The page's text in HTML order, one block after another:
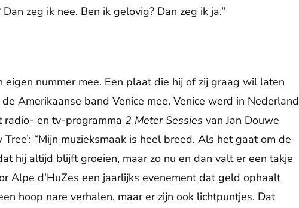
zeg ik nee. Ben ik gelovig? Dan zeg ik ja.”
nummer mee. Een plaat die hij of zij graag wil laten
de Amerikaanse band Venice mee. Venice werd in Nederland
radio- en tv-programma 2 Meter Sessies van Jan Douwe
“Mijn muzieksmaak is heel breed. Als het gaat om de
hij altijd blijft groeien, maar zo nu en dan valt er een takje
Alpe d'HuZes een jaarlijks evenement dat geld ophaalt
hoop nare verhalen, maar er zijn ook lichtpuntjes. Dat